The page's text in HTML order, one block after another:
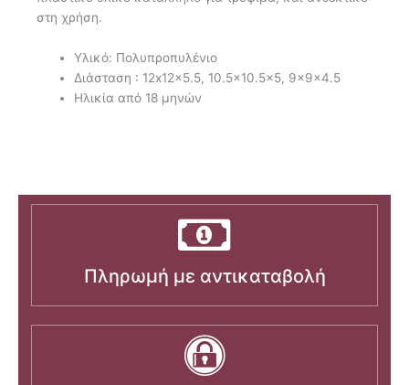
στη χρήση.
Υλικό: Πολυπροπυλένιο
Διάσταση : 12x12x5.5, 10.5×10.5×5, 9x9x4.5
Ηλικία από 18 μηνών
Πληρωμή με αντικαταβολή